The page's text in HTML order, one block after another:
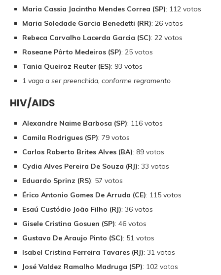
Maria Cassia Jacintho Mendes Correa (SP): 112 votos
Maria Soledade Garcia Benedetti (RR): 26 votos
Rebeca Carvalho Lacerda Garcia (SC): 22 votos
Roseane Pôrto Medeiros (SP): 25 votos
Tania Queiroz Reuter (ES): 93 votos
1 vaga a ser preenchida, conforme regramento
HIV/AIDS
Alexandre Naime Barbosa (SP): 116 votos
Camila Rodrigues (SP): 79 votos
Carlos Roberto Brites Alves (BA): 89 votos
Cydia Alves Pereira De Souza (RJ): 33 votos
Eduardo Sprinz (RS): 57 votos
Érico Antonio Gomes De Arruda (CE): 115 votos
Esaú Custódio João Filho (RJ): 36 votos
Gisele Cristina Gosuen (SP): 46 votos
Gustavo De Araujo Pinto (SC): 51 votos
Isabel Cristina Ferreira Tavares (RJ): 31 votos
José Valdez Ramalho Madruga (SP): 102 votos